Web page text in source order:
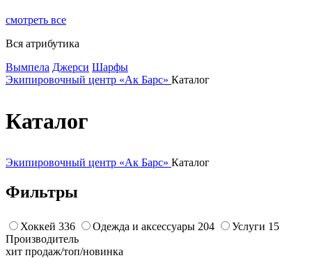
смотреть все
Вся атрибутика
Вымпела Джерси Шарфы
Экипировочный центр «Ак Барс» Каталог
Каталог
Экипировочный центр «Ак Барс» Каталог
Фильтры
Хоккей 336 Одежда и аксессуары 204 Услуги 15
Производитель
хит продаж/топ/новинка